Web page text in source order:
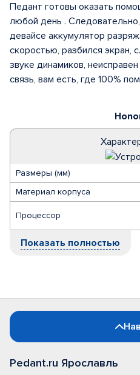
Размеры (мм)
Материал корпуса
Процессор
Показать полностью
Педант готовы оказать
любой день .
девайсе аккумулятор
скоростью, разбился экран,
звуке динамиков,
связь, вам есть, где 100%
Pedant.ru Ярославль